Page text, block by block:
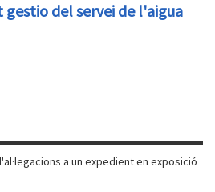
del servei de l'aigua
a un expedient en exposició